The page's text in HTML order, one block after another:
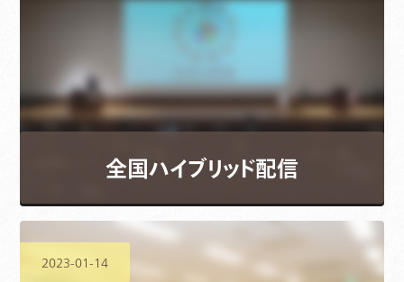
全国ハイブリッド配信
2023-01-14